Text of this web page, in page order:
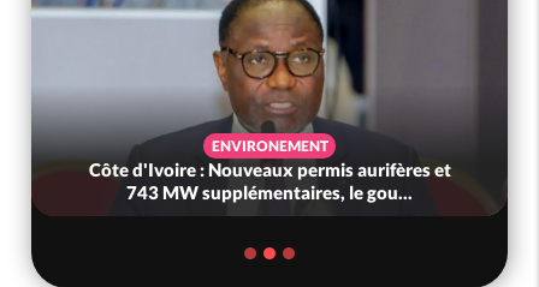
ENVIRONEMENT
Côte d'Ivoire : Nouveaux permis aurifères et
743 MW supplémentaires, le gou...